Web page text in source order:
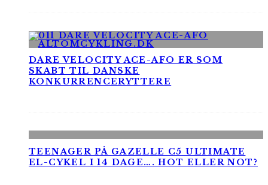
DARE VELOCITY ACE-AFO ER SOM
SKABT TIL DANSKE
KONKURRENCERYTTERE
TEENAGER PÅ GAZELLE C5 ULTIMATE
EL-CYKEL I 14 DAGE…. HOT ELLER NOT?